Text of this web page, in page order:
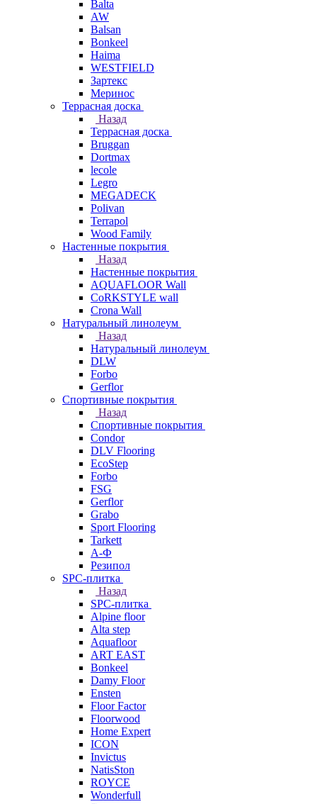
Balta
AW
Balsan
Bonkeel
Haima
WESTFIELD
Зартекс
Меринос
Террасная доска
Назад
Террасная доска
Bruggan
Dortmax
lecole
Legro
MEGADECK
Polivan
Terrapol
Wood Family
Настенные покрытия
Назад
Настенные покрытия
AQUAFLOOR Wall
CoRKSTYLE wall
Crona Wall
Натуральный линолеум
Назад
Натуральный линолеум
DLW
Forbo
Gerflor
Спортивные покрытия
Назад
Спортивные покрытия
Condor
DLV Flooring
EcoStep
Forbo
FSG
Gerflor
Grabo
Sport Flooring
Tarkett
А-Ф
Резипол
SPC-плитка
Назад
SPC-плитка
Alpine floor
Alta step
Aquafloor
ART EAST
Bonkeel
Damy Floor
Ensten
Floor Factor
Floorwood
Home Expert
ICON
Invictus
NatisSton
ROYCE
Wonderfull